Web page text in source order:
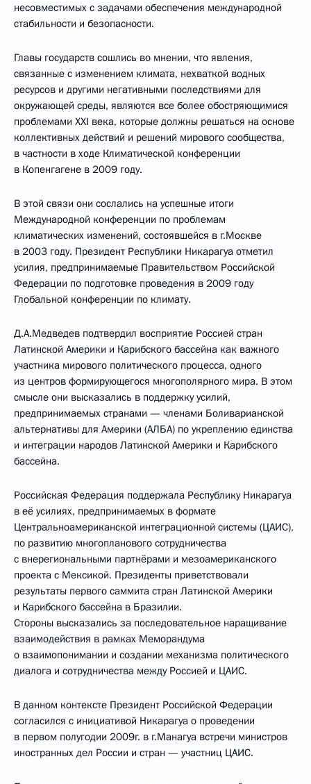
несовместимых с задачами обеспечения международной
стабильности и безопасности.
Главы государств сошлись во мнении, что явления,
связанные с изменением климата, нехваткой водных
ресурсов и другими негативными последствиями для
окружающей среды, являются все более обостряющимися
проблемами XXI века, которые должны решаться на основе
коллективных действий и решений мирового сообщества,
в частности в ходе Климатической конференции
в Копенгагене в 2009 году.
В этой связи они сослались на успешные итоги
Международной конференции по проблемам
климатических изменений, состоявшейся в г.Москве
в 2003 году. Президент Республики Никарагуа отметил
усилия, предпринимаемые Правительством Российской
Федерации по подготовке проведения в 2009 году
Глобальной конференции по климату.
Д.А.Медведев подтвердил восприятие Россией стран
Латинской Америки и Карибского бассейна как важного
участника мирового политического процесса, одного
из центров формирующегося многополярного мира. В этом
смысле они высказались в поддержку усилий,
предпринимаемых странами — членами Боливарианской
альтернативы для Америки (АЛБА) по укреплению единства
и интеграции народов Латинской Америки и Карибского
бассейна.
Российская Федерация поддержала Республику Никарагуа
в её усилиях, предпринимаемых в формате
Центральноамериканской интеграционной системы (ЦАИС),
по развитию многопланового сотрудничества
с внерегиональными партнёрами и мезоамериканского
проекта с Мексикой. Президенты приветствовали
результаты первого саммита стран Латинской Америки
и Карибского бассейна в Бразилии.
Стороны высказались за последовательное наращивание
взаимодействия в рамках Меморандума
о взаимопонимании и создании механизма политического
диалога и сотрудничества между Россией и ЦАИС.
В данном контексте Президент Российской Федерации
согласился с инициативой Никарагуа о проведении
в первом полугодии 2009г. в г.Манагуа встречи министров
иностранных дел России и стран — участниц ЦАИС.